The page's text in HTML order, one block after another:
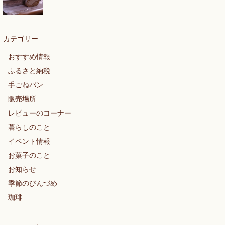
カテゴリー
おすすめ情報
ふるさと納税
手ごねパン
販売場所
レビューのコーナー
暮らしのこと
イベント情報
お菓子のこと
お知らせ
季節のびんづめ
珈琲